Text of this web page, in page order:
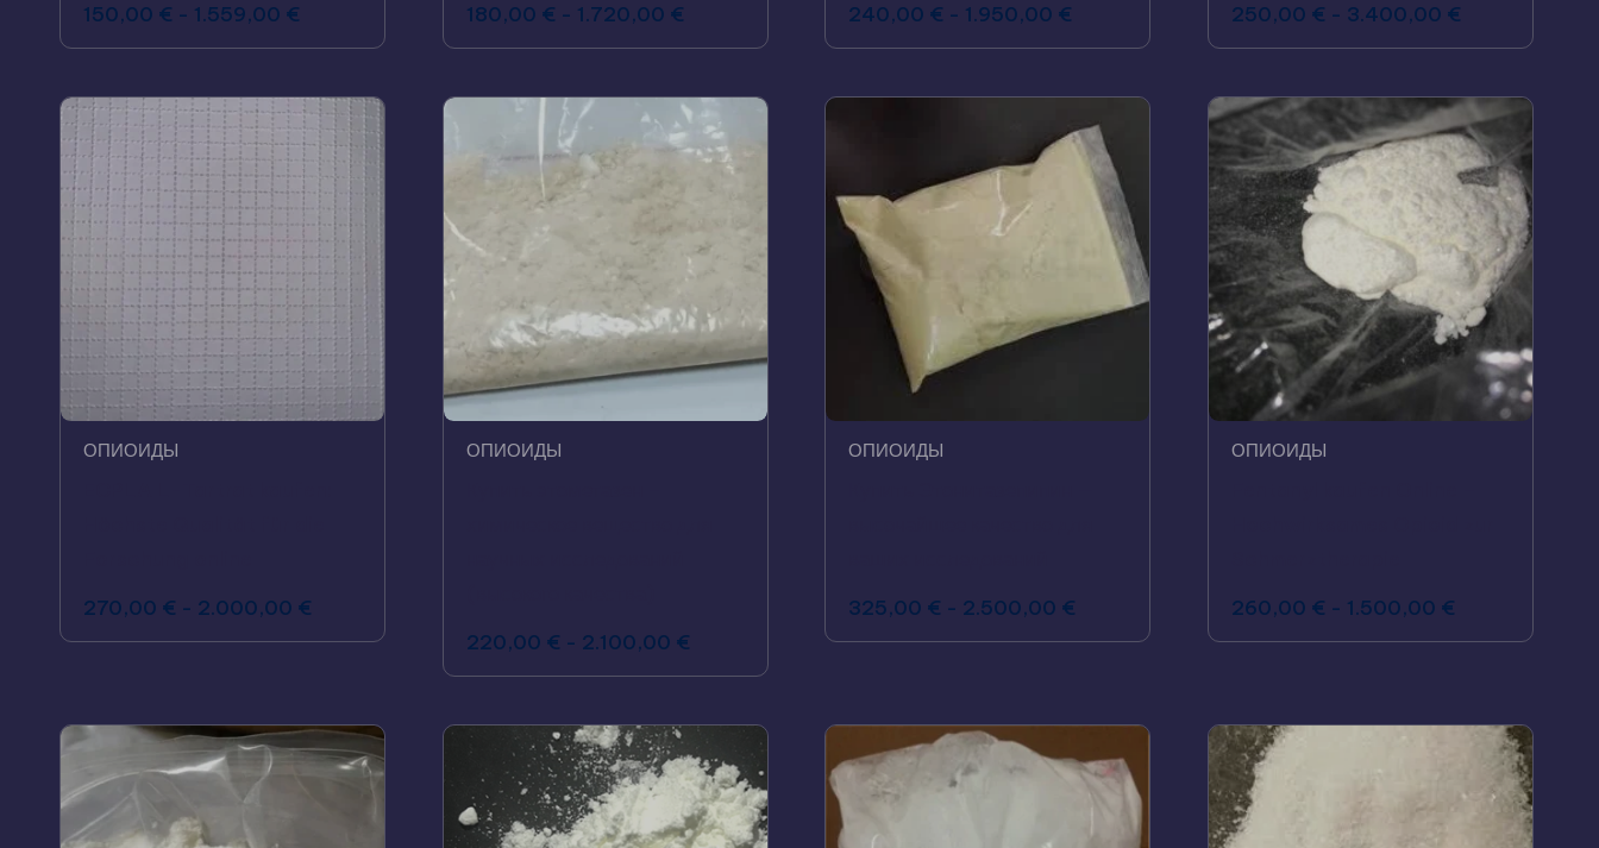
150,00 € - 1.559,00 €
180,00 € - 1.720,00 €
240,00 € - 1.950,00 €
250,00 € - 3.400,00 €
ОПИОИДЫ
270,00 € - 2.000,00 €
ОПИОИДЫ
220,00 € - 2.100,00 €
ОПИОИДЫ
325,00 € - 2.500,00 €
ОПИОИДЫ
260,00 € - 1.500,00 €